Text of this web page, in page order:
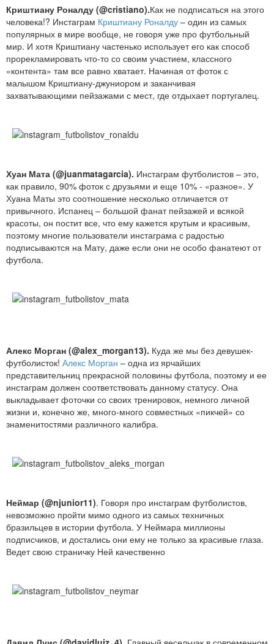
Криштиану Роналду (@cristiano).Как не подписаться на этого
человека!? Инстаграм Криштиану Роналду – один из самых
популярных в мире вообще, не говоря уже про футбольный
мир. И хотя Криштиану частенько использует его как способ
прорекламировать что-то со своим участием, классного
«контента» там все равно хватает. Начиная от фоток с
малышом Криштиану-джуниором и заканчивая
захватывающими пейзажами с мест, где отдыхает португалец.
Хуан Мата (@juanmatagarcia). Инстаграм футболистов – это,
как правило, 90% фоток с друзьями и еще 10% - «разное». У
Хуана Маты это соотношение несколько отличается от
привычного. Испанец – большой фанат пейзажей и всякой
красоты, он постит все, что ему кажется крутым и красивым,
поэтому многие пользователи инстаграма с радостью
подписываются на Мату, даже если они не особо фанатеют от
футбола.
Алекс Морган (@alex_morgan13). Куда же мы без девушек-
футболисток! Алекс Морган – одна из ярчайших
представительниц прекрасной половины футбола, поэтому и ее
инстаграм должен соответствовать данному статусу. Она
выкладывает фоточки со своих тренировок, немного личной
жизни и, конечно же, много-много совместных «пикчей» со
знаменитостями различного калибра.
Неймар (@njunior11). Говоря про инстаграм футболистов,
невозможно пройти мимо одного из самых техничных
бразильцев в истории футбола. У Неймара миллионы
подписчиков, и достались они ему не только за красивые глаза.
Ведет свою страничку Ней качественно